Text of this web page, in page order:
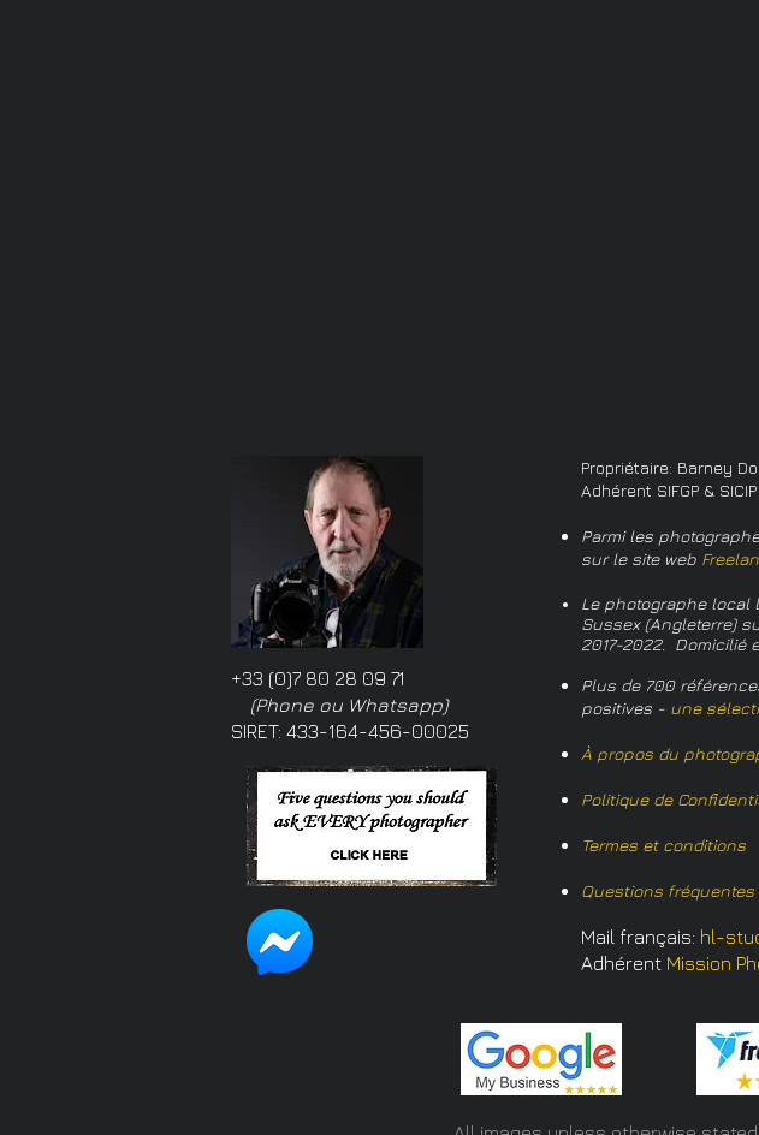
+33 (0)7 80 28 09 71
(Phone ou Whatsapp)
SIRET: 433-164-456-00025
Propriétaire: Barney
Adhérent SIFGP & SICIP
Parmi les
sur le site web
Le photographe local
Sussex (Angleterre)
2017-2022. Domicilié
Plus de 700
positives - une
À propos du
Politique de
Termes et conditions
Questions fréquentes
Mail français: hl-
Adhérent Mission